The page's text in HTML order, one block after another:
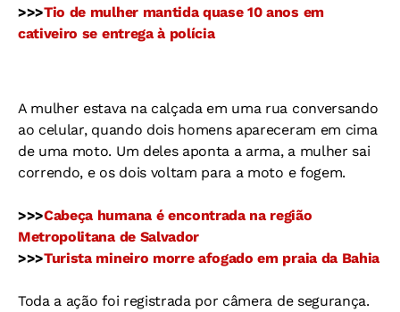
>>>Tio de mulher mantida quase 10 anos em
cativeiro se entrega à polícia
A mulher estava na calçada em uma rua conversando
ao celular, quando dois homens apareceram em cima
de uma moto. Um deles aponta a arma, a mulher sai
correndo, e os dois voltam para a moto e fogem.
>>>Cabeça humana é encontrada na região
Metropolitana de Salvador
>>>Turista mineiro morre afogado em praia da Bahia
Toda a ação foi registrada por câmera de segurança.